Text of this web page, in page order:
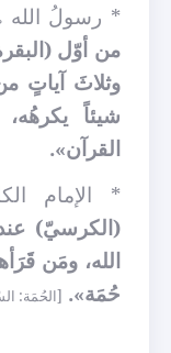
* رسولُ الله
من أوّل
وثلاثَ آياتٍ
شيئاً
القرآن».
* الإمام
(الكرسيّ)
الله، ومَن
حُمَة». [الحُمَة: